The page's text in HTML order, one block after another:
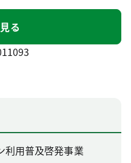
る
利用普及啓発事業